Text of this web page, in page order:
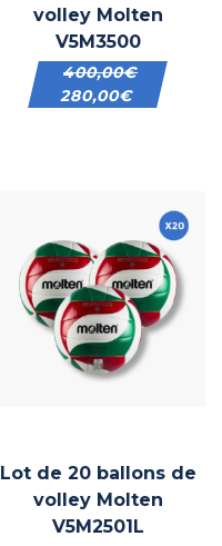
volley Molten
V5M3500
400,00€
280,00€
Lot de 20 ballons de
volley Molten
V5M2501L